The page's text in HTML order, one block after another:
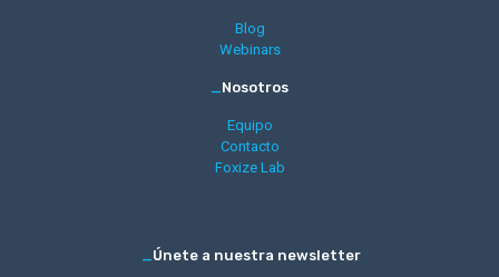
Blog
Webinars
_Nosotros
Equipo
Contacto
Foxize Lab
_Únete a nuestra newsletter